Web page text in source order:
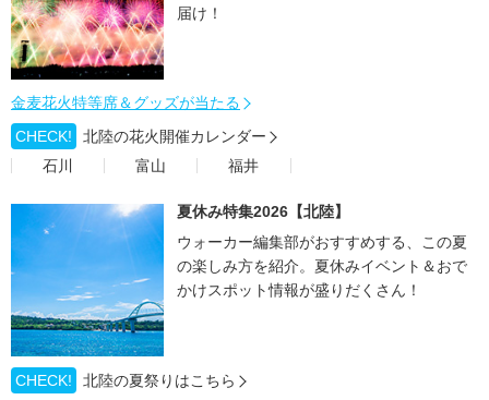
届け！
金麦花火特等席＆グッズが当たる
CHECK!
北陸の花火開催カレンダー
石川
富山 福井
夏休み特集2026【北陸】
ウォーカー編集部がおすすめする、この夏
の楽しみ方を紹介。夏休みイベント＆おで
かけスポット情報が盛りだくさん！
CHECK!
北陸の夏祭りはこちら